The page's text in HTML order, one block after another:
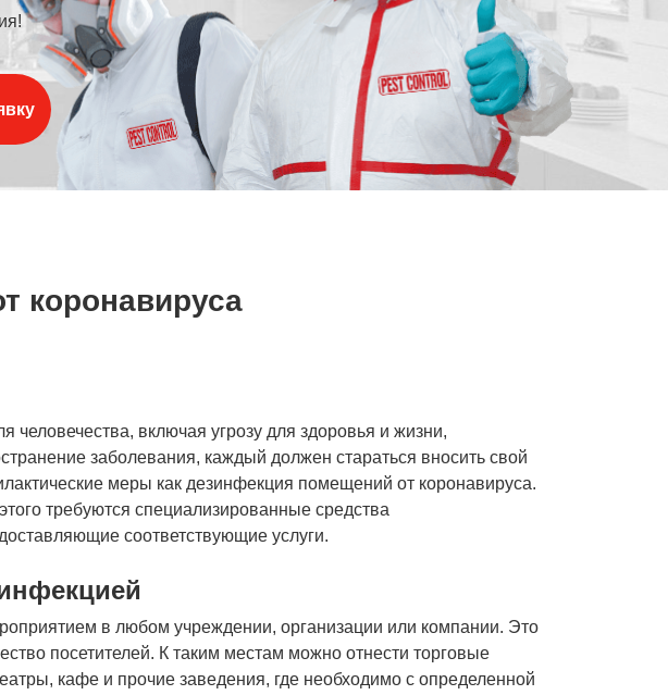
коронавируса
включая угрозу для здоровья и жизни,
заболевания, каждый должен стараться вносить свой
меры как дезинфекция помещений от коронавируса.
требуются специализированные средства
соответствующие услуги.
в любом учреждении, организации или компании. Это
посетителей. К таким местам можно отнести торговые
кафе и прочие заведения, где необходимо с определенной